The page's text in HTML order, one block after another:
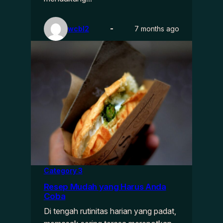
wcbl2 7 months ago
Category 3
Resep Mudah yang Harus Anda
Coba
Di tengah rutinitas harian yang padat,